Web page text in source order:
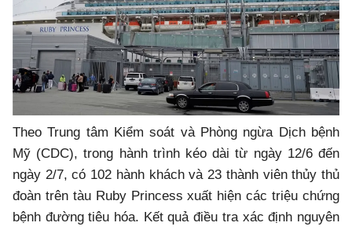
Theo Trung tâm Kiểm soát và Phòng ngừa Dịch bệnh
Mỹ (CDC), trong hành trình kéo dài từ ngày 12/6 đến
ngày 2/7, có 102 hành khách và 23 thành viên thủy thủ
đoàn trên tàu Ruby Princess xuất hiện các triệu chứng
bệnh đường tiêu hóa. Kết quả điều tra xác định nguyên